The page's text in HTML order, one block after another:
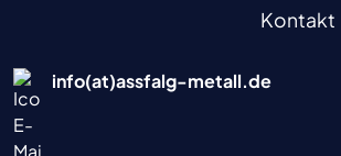
Kontakt
info(at)assfalg-metall.de